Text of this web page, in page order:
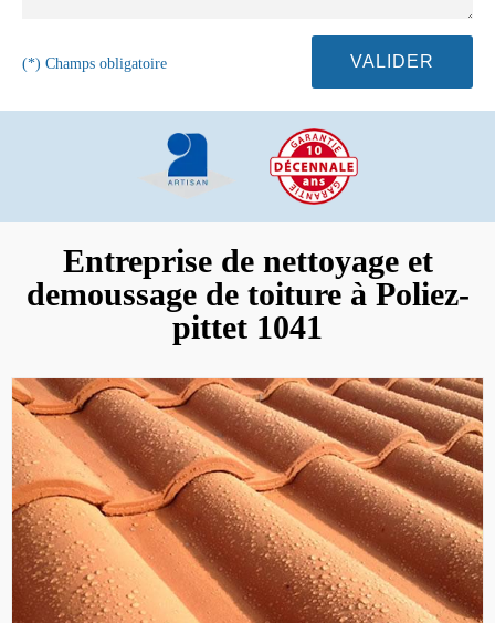
(*) Champs obligatoire
Entreprise de nettoyage et
demoussage de toiture à Poliez-
pittet 1041